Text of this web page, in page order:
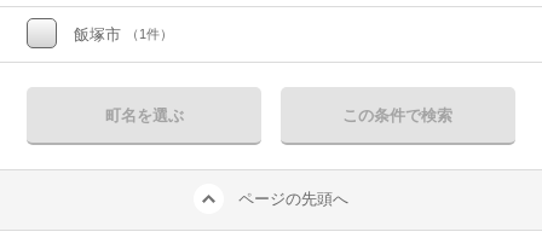
飯塚市 （1件）
町名を選ぶ この条件で検索
ページの先頭へ